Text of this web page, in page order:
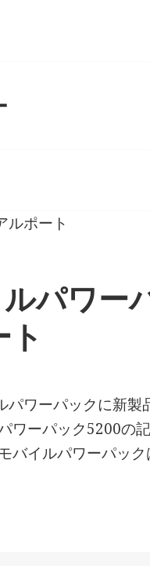
パワー
ワーパックに新製
ワーパック5200の
バイルパワーパッ
ーク モバイルパワ